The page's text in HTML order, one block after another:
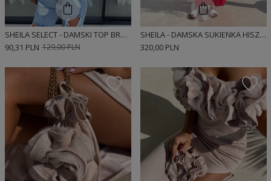
SHEILA SELECT - DAMSKI TOP BRĄZOWY KRÓTKI Z WYCIĘCIAMI 'MAGNUM CHOCOLATE'
129,00 PLN
90,31 PLN
SHEILA - DAMSKA SUKIENKA HISZPANKA MAXI CZERWONA 'ROSSO'
320,00 PLN